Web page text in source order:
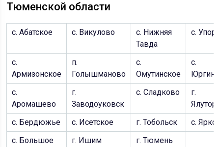
Тюменской области
с. Абатское с. Викулово
с. Нижняя
Тавда
с.
с.
Армизонское
п.
Голышманово
с.
Омутинское
с.
с.
Аромашево
г.
Заводоуковск
с. Сладково
г.
с. Бердюжье
с. Исетское г. Тобольск
с.
с. Большое
г. Ишим г. Тюмень